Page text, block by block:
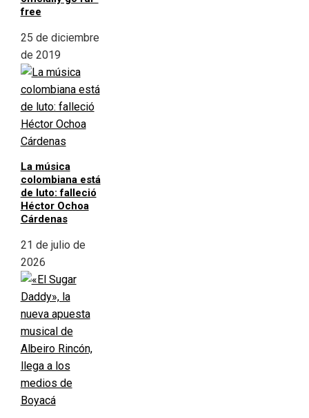
free
25 de diciembre
de 2019
La música
colombiana está
de luto: falleció
Héctor Ochoa
Cárdenas
21 de julio de
2026